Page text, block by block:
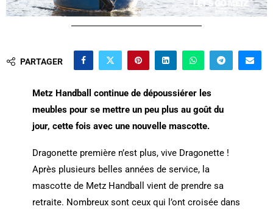
PARTAGER
Metz Handball continue de dépoussiérer les
meubles pour se mettre un peu plus au goût du
jour, cette fois avec une nouvelle mascotte.
Dragonette première n’est plus, vive Dragonette !
Après plusieurs belles années de service, la
mascotte de Metz Handball vient de prendre sa
retraite. Nombreux sont ceux qui l’ont croisée dans